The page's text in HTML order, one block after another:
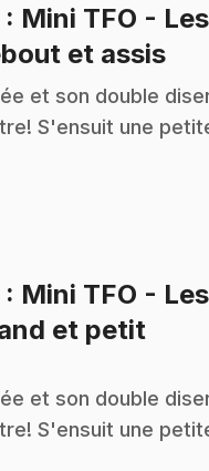
: Mini TFO -
et assis.
et son double
S'ensuit une
: Mini TFO -
et petit
et son double
S'ensuit une